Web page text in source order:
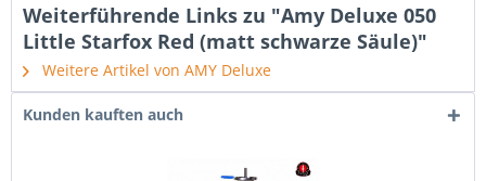
Weiterführende Links zu "Amy Deluxe 050
Little Starfox Red (matt schwarze Säule)"
Weitere Artikel von AMY Deluxe
Kunden kauften auch